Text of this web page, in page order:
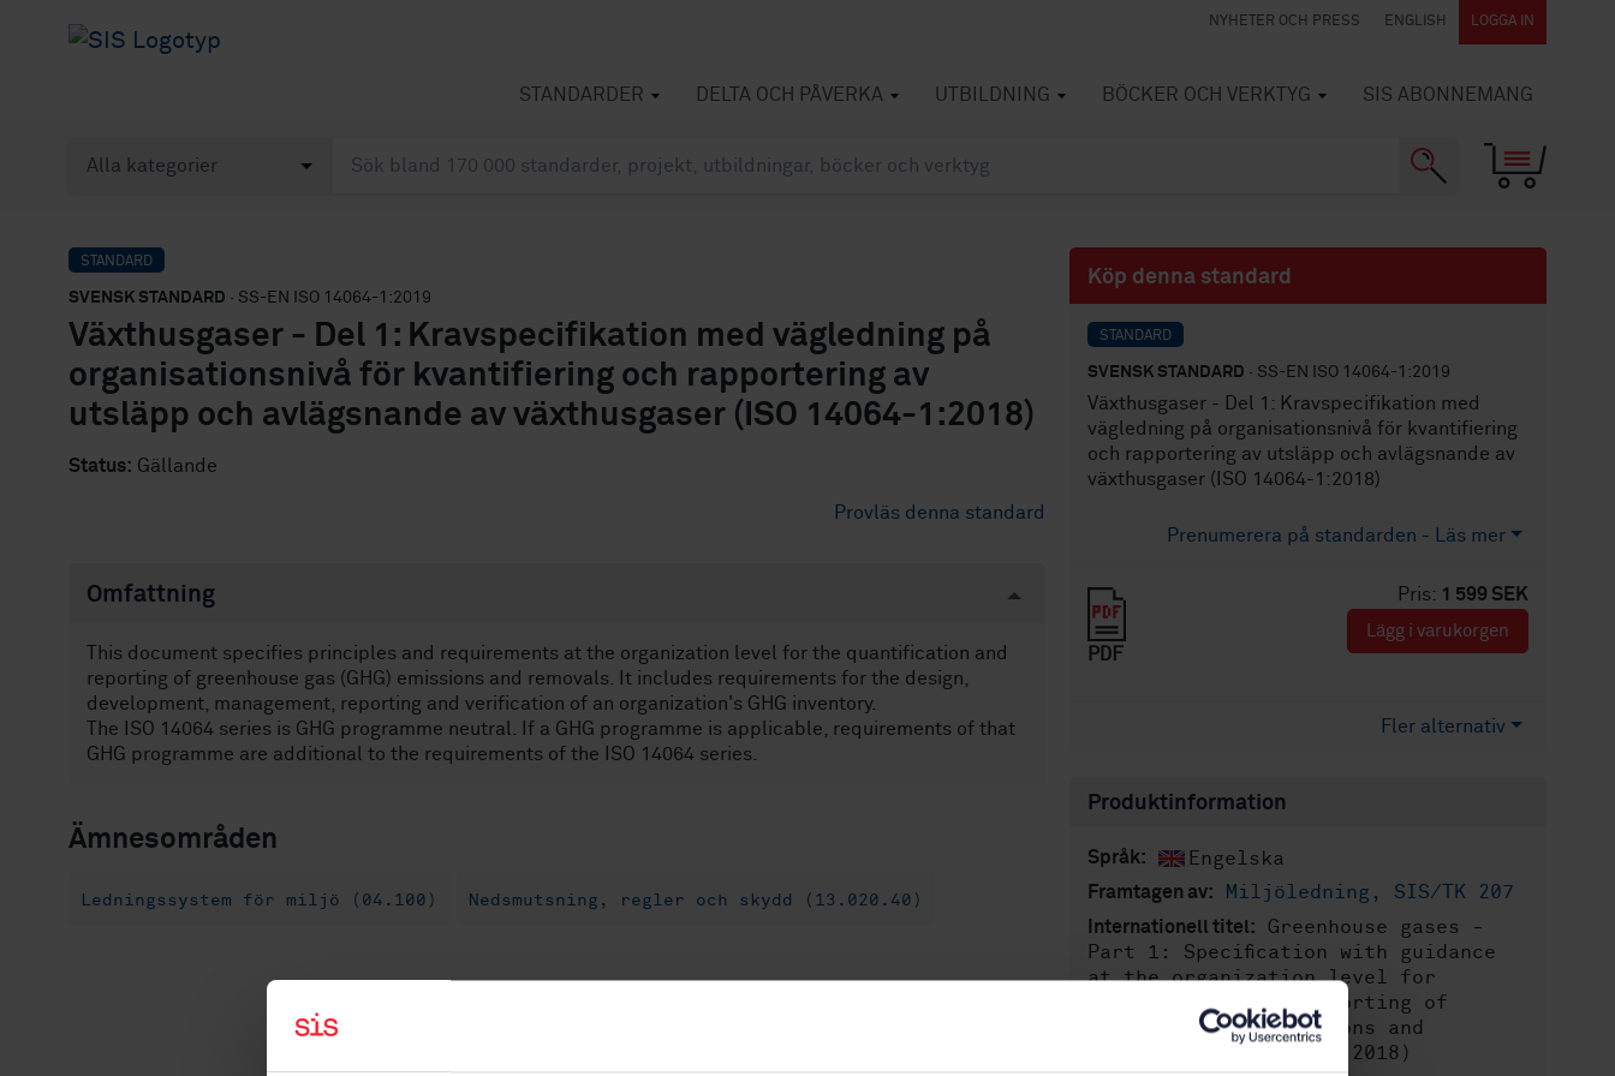
NYHETER OCH PRESS ENGLISH LOGGA IN
STANDARDER DELTA OCH PÅVERKA UTBILDNING BÖCKER OCH VERKTYG SIS ABONNEMANG
STANDARD
SVENSK STANDARD · SS-EN ISO 14064-1:2019
Växthusgaser - Del 1: Kravspecifikation med vägledning på
organisationsnivå för kvantifiering och rapportering av
utsläpp och avlägsnande av växthusgaser (ISO 14064-1:2018)
Status: Gällande
Provläs denna standard
Omfattning
This document specifies principles and requirements at the organization level for the quantification and
reporting of greenhouse gas (GHG) emissions and removals. It includes requirements for the design,
development, management, reporting and verification of an organization's GHG inventory.
The ISO 14064 series is GHG programme neutral. If a GHG programme is applicable, requirements of that
GHG programme are additional to the requirements of the ISO 14064 series.
Ämnesområden
Ledningssystem för miljö (04.100) Nedsmutsning, regler och skydd (13.020.40)
Köp denna standard
STANDARD
SVENSK STANDARD · SS-EN ISO 14064-1:2019
Växthusgaser - Del 1: Kravspecifikation med
vägledning på organisationsnivå för kvantifiering
och rapportering av utsläpp och avlägsnande av
växthusgaser (ISO 14064-1:2018)
Prenumerera på standarden - Läs mer
Pris: 1 599 SEK
PDF
Lägg i varukorgen
Fler alternativ
Produktinformation
Språk: Engelska
Framtagen av: Miljöledning, SIS/TK 207
Internationell titel:
Greenhouse gases -
Part 1: Specification with guidance
at the organization level for
quantification and reporting of
greenhouse gas emissions and
removals (ISO 14064-1:2018)